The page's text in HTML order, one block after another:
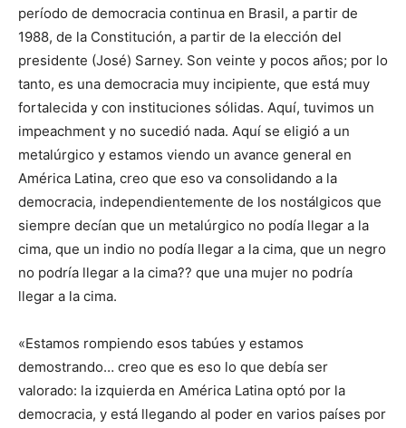
período de democracia continua en Brasil, a partir de
1988, de la Constitución, a partir de la elección del
presidente (José) Sarney. Son veinte y pocos años; por lo
tanto, es una democracia muy incipiente, que está muy
fortalecida y con instituciones sólidas. Aquí, tuvimos un
impeachment y no sucedió nada. Aquí se eligió a un
metalúrgico y estamos viendo un avance general en
América Latina, creo que eso va consolidando a la
democracia, independientemente de los nostálgicos que
siempre decían que un metalúrgico no podía llegar a la
cima, que un indio no podía llegar a la cima, que un negro
no podría llegar a la cima?? que una mujer no podría
llegar a la cima.
«Estamos rompiendo esos tabúes y estamos
demostrando… creo que es eso lo que debía ser
valorado: la izquierda en América Latina optó por la
democracia, y está llegando al poder en varios países por